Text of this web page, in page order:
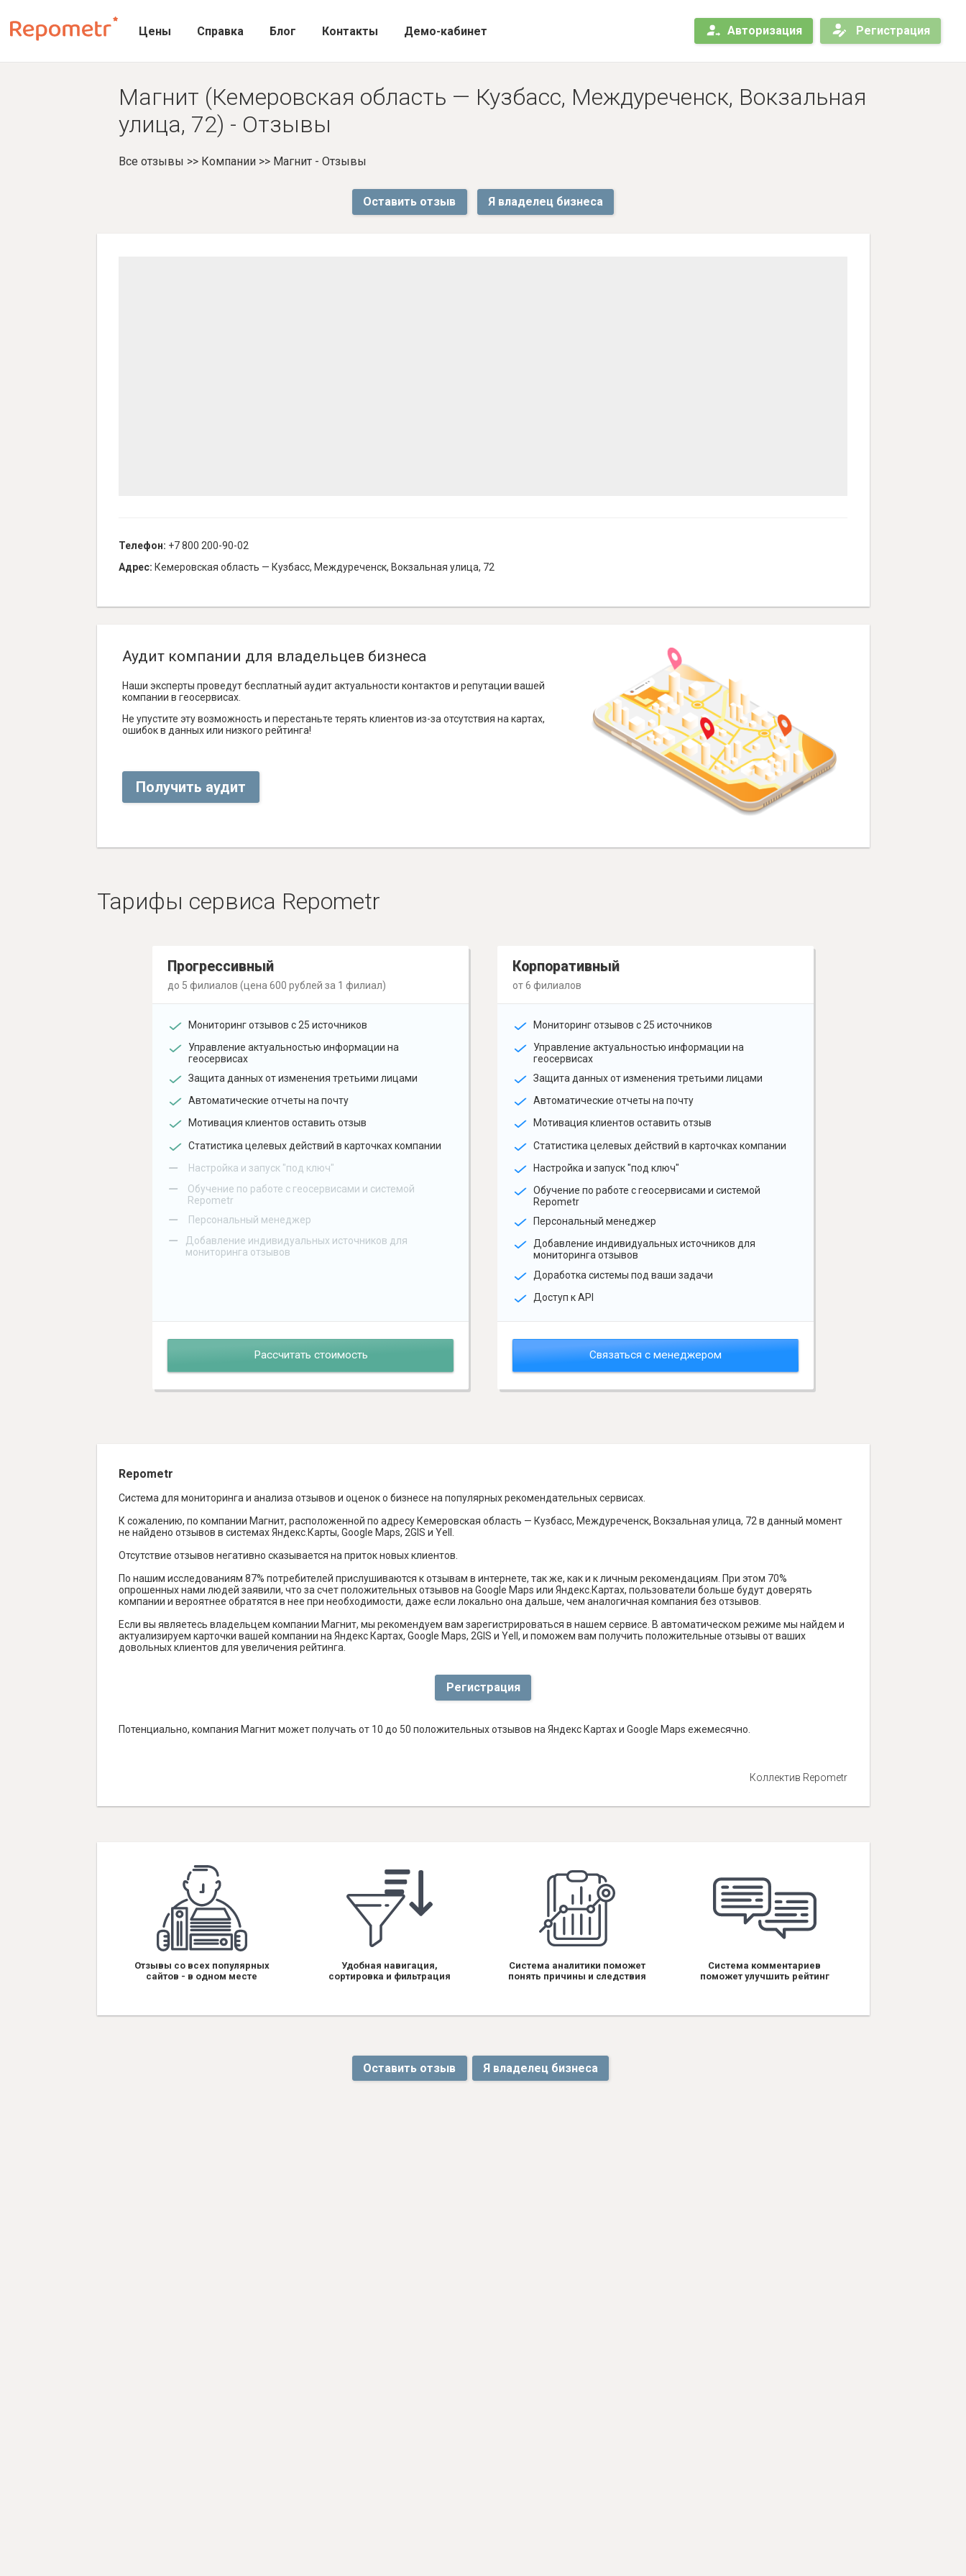
Цены Справка Блог Контакты Демо-кабинет Авторизация Регистрация
Магнит (Кемеровская область — Кузбасс, Междуреченск, Вокзальная
улица, 72) - Отзывы
Все отзывы >> Компании>> Магнит - Отзывы
Оставить отзыв Я владелец бизнеса
Телефон: +7 800 200-90-02
Адрес: Кемеровская область — Кузбасс, Междуреченск, Вокзальная улица, 72
Аудит компании для владельцев бизнеса
Наши эксперты проведут бесплатный аудит актуальности контактов и репутации вашей
компании в геосервисах.
Не упустите эту возможность и перестаньте терять клиентов из-за отсутствия на картах,
ошибок в данных или низкого рейтинга!
Получить аудит
Тарифы сервиса Repometr
Прогрессивный
до 5 филиалов (цена 600 рублей за 1 филиал)
Мониторинг отзывов с 25 источников
Управление актуальностью информации на
геосервисах
Защита данных от изменения третьими лицами
Автоматические отчеты на почту
Мотивация клиентов оставить отзыв
Статистика целевых действий в карточках компании
– Настройка и запуск "под ключ"
–
Обучение по работе с геосервисами и системой
Repometr
– Персональный менеджер
–
Добавление индивидуальных источников для
мониторинга отзывов
Рассчитать стоимость
Корпоративный
от 6 филиалов
Мониторинг отзывов с 25 источников
Управление актуальностью информации на
геосервисах
Защита данных от изменения третьими лицами
Автоматические отчеты на почту
Мотивация клиентов оставить отзыв
Статистика целевых действий в карточках компании
Настройка и запуск "под ключ"
Обучение по работе с геосервисами и системой
Repometr
Персональный менеджер
Добавление индивидуальных источников для
мониторинга отзывов
Доработка системы под ваши задачи
Доступ к API
Связаться с менеджером
Repometr
Система для мониторинга и анализа отзывов и оценок о бизнесе на популярных рекомендательных сервисах.
К сожалению, по компании Магнит, расположенной по адресу Кемеровская область — Кузбасс, Междуреченск, Вокзальная улица, 72 в данный момент
не найдено отзывов в системах Яндекс.Карты, Google Maps, 2GIS и Yell.
Отсутствие отзывов негативно сказывается на приток новых клиентов.
По нашим исследованиям 87% потребителей прислушиваются к отзывам в интернете, так же, как и к личным рекомендациям. При этом 70%
опрошенных нами людей заявили, что за счет положительных отзывов на Google Maps или Яндекс.Картах, пользователи больше будут доверять
компании и вероятнее обратятся в нее при необходимости, даже если локально она дальше, чем аналогичная компания без отзывов.
Если вы являетесь владельцем компании Магнит, мы рекомендуем вам зарегистрироваться в нашем сервисе. В автоматическом режиме мы найдем и
актуализируем карточки вашей компании на Яндекс Картах, Google Maps, 2GIS и Yell, и поможем вам получить положительные отзывы от ваших
довольных клиентов для увеличения рейтинга.
Регистрация
Потенциально, компания Магнит может получать от 10 до 50 положительных отзывов на Яндекс Картах и Google Maps ежемесячно.
Коллектив Repometr
Отзывы со всех популярных
сайтов - в одном месте
Удобная навигация,
сортировка и фильтрация
Система аналитики поможет
понять причины и следствия
Система комментариев
поможет улучшить рейтинг
Оставить отзыв Я владелец бизнеса